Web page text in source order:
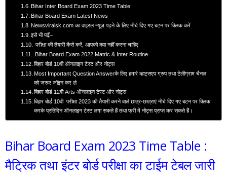
Bihar Inter Board Exam 2023 Time Table
Bihar Board Exam Latest News
Newsviralsk.com का वाइरल न्यूज़ पढ़ने के लिए नीचे दिए गए बटन पर क्लिक करें
इसे भी पढ़ें–
परीक्षा की तैयारी कैसे करें, आपको क्या नहीं करना चाहिए
Bihar Board Exam 2022 Matric & Inter Routine
बिहार बोर्ड 10वी ऑनलाइन टेस्ट और नोट्स
Most Important Question Answerके लिए हमारे व्हाट्सएप ग्रुप तथा टेलीग्राम चैनल
को जरूर जॉइन कर ले
बिहार बोर्ड 12वी Arts ऑनलाइन टेस्ट और नोट्स
बिहार बोर्ड 10वी परीक्षा 2023 की तैयारी करने वाले छात्र-छात्राएं नीचे दिए गए बटन पर क्लिक
करके प्रतिदिन ऑनलाइन टेस्ट लगा सकते हैं तथा फ्री में नोट्स प्राप्त कर सकते हैं।
Bihar Board Exam 2023 Time Table :
मैट्रिक तथा इंटर बोर्ड परीक्षा का टाईम टेबल जारी